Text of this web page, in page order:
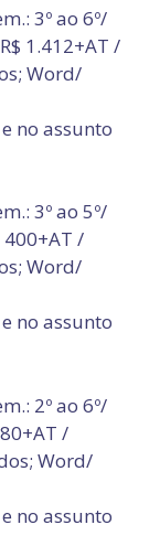
3º ao 6º/
1.412+AT /
Word/
no assunto
3º ao 5º/
400+AT /
Word/
no assunto
2º ao 6º/
/
Word/
no assunto